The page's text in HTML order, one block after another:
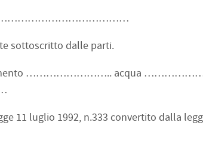
sottoscritto dalle parti.
…………………….. acqua
11 luglio 1992, n.333 convertito dalla